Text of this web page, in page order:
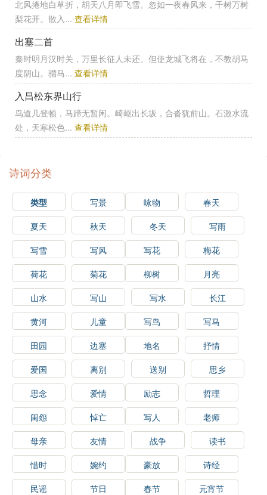
诗词分类
类型 写景 咏物
春天
夏天
秋天 冬天
写雨
写雪
写风 写花
梅花
荷花
菊花 柳树
月亮
山水
写山 写水
长江
黄河
儿童 写鸟
写马
田园
边塞 地名
抒情
爱国
离别 送别
思乡
思念
爱情 励志
哲理
闺怨
悼亡 写人
老师
母亲
友情 战争
读书
惜时
婉约 豪放
诗经
民谣
节日 春节
元宵节
北风捲地白草折，胡天八月即飞雪。忽如一夜春风来，千树万树
梨花开。散入... 查看详情
出塞二首
秦时明月汉时关，万里长征人未还。但使龙城飞将在，不教胡马
度阴山。骝马... 查看详情
入昌松东界山行
鸟道几登顿，马蹄无暂闲。崎岖出长坂，合沓犹前山。石激水流
处，天寒松色... 查看详情